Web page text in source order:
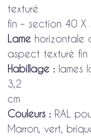
texturé
fin – section 40 X
Lame horizontale
aspect texturé fin
Habillage : lames
3,2
cm
Couleurs : RAL
Marron, vert,